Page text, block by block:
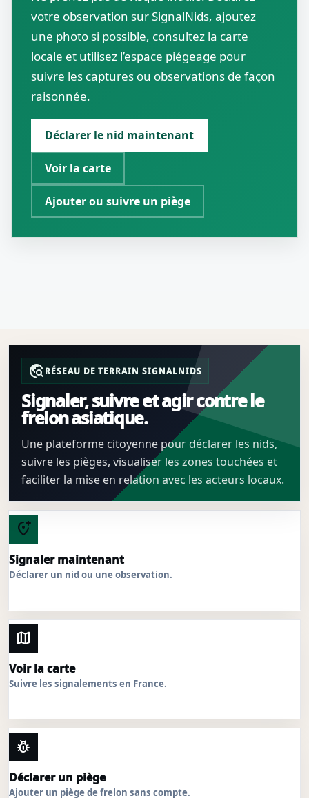
votre observation sur SignalNids, ajoutez
une photo si possible, consultez la carte
locale et utilisez l’espace piégeage pour
suivre les captures ou observations de façon
raisonnée.
Déclarer le nid maintenant
Voir la carte
Ajouter ou suivre un piège
travel_exploreRÉSEAU DE TERRAIN SIGNALNIDS
Signaler, suivre et agir contre le
frelon asiatique.
Une plateforme citoyenne pour déclarer les nids,
suivre les pièges, visualiser les zones touchées et
faciliter la mise en relation avec les acteurs locaux.
add_location_alt
Signaler maintenant
Déclarer un nid ou une observation.
map
Voir la carte
Suivre les signalements en France.
pest_control
Déclarer un piège
Ajouter un piège de frelon sans compte.